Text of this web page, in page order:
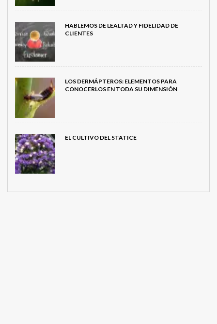
HABLEMOS DE LEALTAD Y FIDELIDAD DE
CLIENTES
LOS DERMÁPTEROS: ELEMENTOS PARA
CONOCERLOS EN TODA SU DIMENSIÓN
EL CULTIVO DEL STATICE